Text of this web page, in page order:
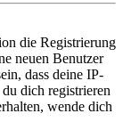
die Registrierung
neuen Benutzer
dass deine IP-
dich registrieren
wende dich